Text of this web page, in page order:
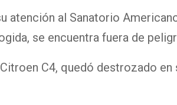
atención al Sanatorio
se encuentra fuera de
C4, quedó destrozado en